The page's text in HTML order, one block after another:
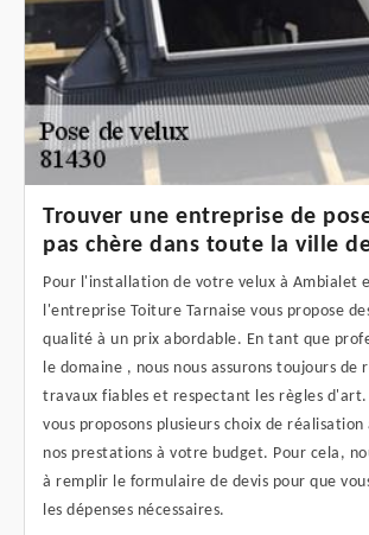
Trouver une entreprise de
pas chère dans toute la ville
Pour l'installation de votre velux à Ambialet
l'entreprise Toiture Tarnaise vous propose
qualité à un prix abordable. En tant que
le domaine , nous nous assurons toujours de
travaux fiables et respectant les règles
vous proposons plusieurs choix de
nos prestations à votre budget. Pour cela,
à remplir le formulaire de devis pour que
les dépenses nécessaires.